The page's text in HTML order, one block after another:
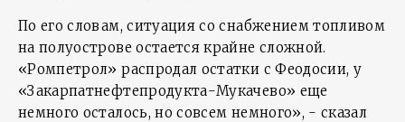
По его словам, ситуация со снабжением топливом
на полуострове остается крайне сложной.
«Ромпетрол» распродал остатки с Феодосии, у
«Закарпатнефтепродукта-Мукачево» еще
немного осталось, но совсем немного», - сказал